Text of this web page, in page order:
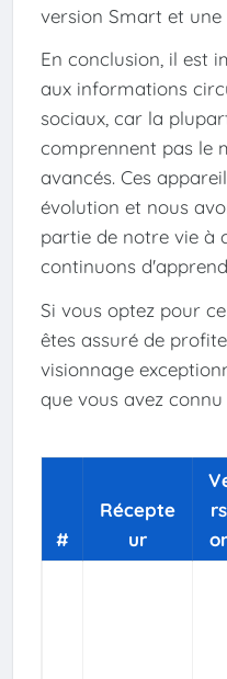
version Smart et une
En conclusion, il est
aux informations
sociaux, car la
comprennent pas le
avancés. Ces
évolution et nous
partie de notre vie à
continuons
Si vous optez pour
êtes assuré de
visionnage
que vous avez
#
Récepte
ur